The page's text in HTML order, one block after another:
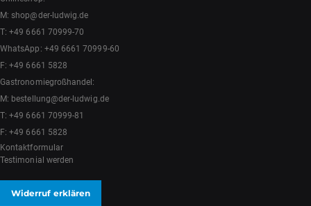
M:shop@der-ludwig.de
T:+49 6661 70999-70
WhatsApp: +49 6661 70999-60
F: +49 6661 5828
Gastronomiegroßhandel:
M: bestellung@der-ludwig.de
T:+49 6661 70999-81
F: +49 6661 5828
Kontaktformular
Testimonial werden
Widerruf erklären